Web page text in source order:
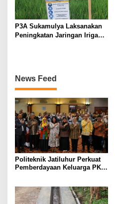
P3A Sukamulya Laksanakan
Peningkatan Jaringan Irigasi,
News Feed
Politeknik Jatiluhur Perkuat
Pemberdayaan Keluarga PKH